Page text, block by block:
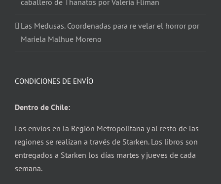
caballero de Thanatos por Valeria Fliman
Las Medusas. Coordenadas para re velar el horror por
Mariela Malhue Moreno
CONDICIONES DE ENVÍO
Dentro de Chile:
Los envíos en la Región Metropolitana y al resto de las
regiones se realizan a través de Starken. Los libros son
entregados a Starken los días martes y jueves de cada
semana.